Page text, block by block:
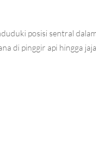
posisi sentral
di pinggir api hingga